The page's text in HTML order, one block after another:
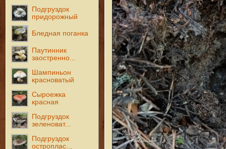
Подгруздок
придорожный
Бледная поганка
Паутинник
заостренно...
Шампиньон
красноватый
Сыроежка
красная
Подгруздок
зеленоват...
Подгруздок
остроплас...